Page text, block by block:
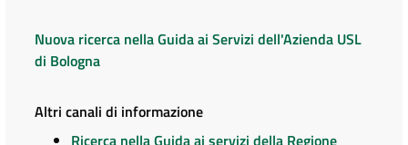
Nuova ricerca nella Guida ai Servizi dell'Azienda USL
di Bologna
Altri canali di informazione
Ricerca nella Guida ai servizi della Regione